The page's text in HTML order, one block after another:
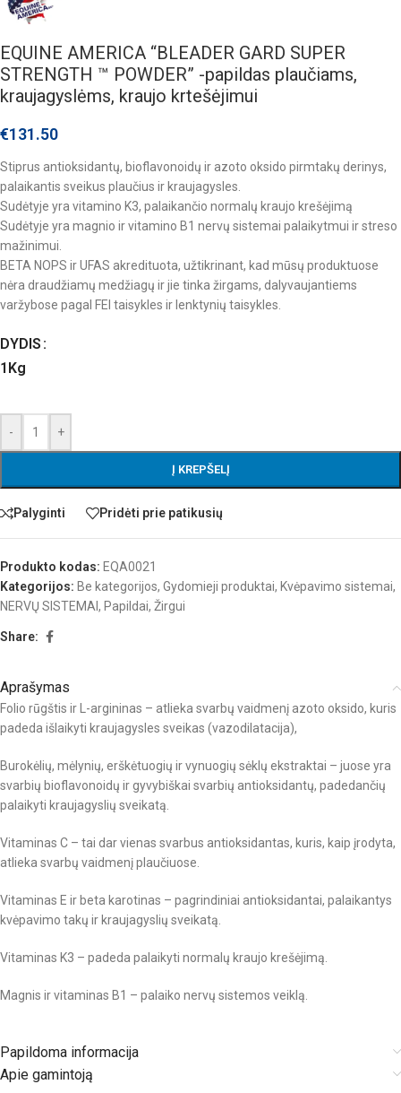
EQUINE AMERICA “BLEADER GARD SUPER
STRENGTH ™ POWDER” -papildas plaučiams,
kraujagyslėms, kraujo krtešėjimui
€131.50
Stiprus antioksidantų, bioflavonoidų ir azoto oksido pirmtakų derinys,
palaikantis sveikus plaučius ir kraujagysles.
Sudėtyje yra vitamino K3, palaikančio normalų kraujo krešėjimą
Sudėtyje yra magnio ir vitamino B1 nervų sistemai palaikytmui ir streso
mažinimui.
BETA NOPS ir UFAS akredituota, užtikrinant, kad mūsų produktuose
nėra draudžiamų medžiagų ir jie tinka žirgams, dalyvaujantiems
varžybose pagal FEI taisykles ir lenktynių taisykles.
DYDIS
1Kg
- +
Į KREPŠELĮ
Palyginti Pridėti prie patikusių
Produkto kodas: EQA0021
Kategorijos: Be kategorijos, Gydomieji produktai, Kvėpavimo sistemai,
NERVŲ SISTEMAI , Papildai, Žirgui
Share:
Aprašymas
Folio rūgštis ir L-argininas – atlieka svarbų vaidmenį azoto oksido, kuris
padeda išlaikyti kraujagysles sveikas (vazodilatacija),
Burokėlių, mėlynių, erškėtuogių ir vynuogių sėklų ekstraktai – juose yra
svarbių bioflavonoidų ir gyvybiškai svarbių antioksidantų, padedančių
palaikyti kraujagyslių sveikatą.
Vitaminas C – tai dar vienas svarbus antioksidantas, kuris, kaip įrodyta,
atlieka svarbų vaidmenį plaučiuose.
Vitaminas E ir beta karotinas – pagrindiniai antioksidantai, palaikantys
kvėpavimo takų ir kraujagyslių sveikatą.
Vitaminas K3 – padeda palaikyti normalų kraujo krešėjimą.
Magnis ir vitaminas B1 – palaiko nervų sistemos veiklą.
Papildoma informacija
Apie gamintoją